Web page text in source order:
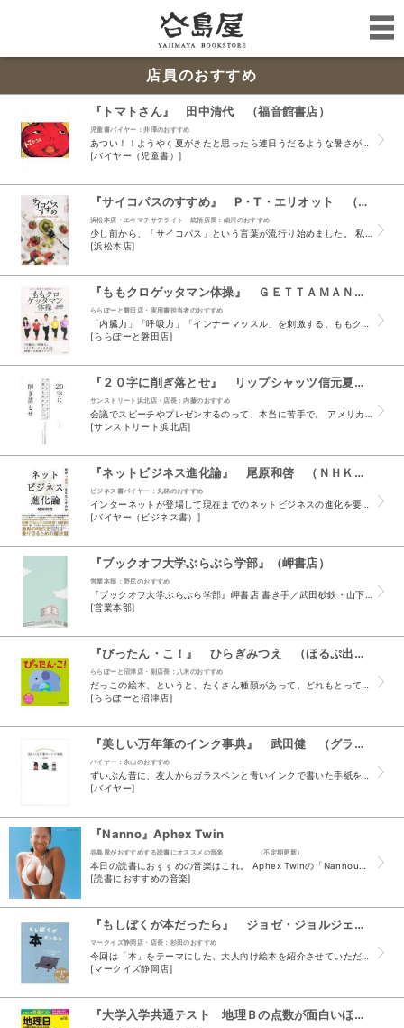
店員のおすすめ
『トマトさん』 田中清代 （福音館書店）
児童書バイヤー：井澤のおすすめ
あつい！！ようやく夏がきたと思ったら連日うだるような暑さが続いています。 幸い私は朝の通勤時だけですが、その暑い日差しを浴びるたびに子供のころの夏休みの日々やジリジリと焼けるような熱いグラウン...
[バイヤー（児童書）]
『サイコパスのすすめ』 P・T・エリオット （青土社）
浜松本店・エキマチサテライト 統括店長：細川のおすすめ
少し前から、「サイコパス」という言葉が流行り始めました。 私が中学生の頃に『FBI心理分析官』というベストセラー本がありましたが、その頃から「プロファイリング」や「サイコパス」という言葉が流行...
[浜松本店]
『ももクロゲッタマン体操』 ＧＥＴＴＡＭＡＮ ももいろクローバーＺ （主婦と生活社）
ららぽーと磐田店・実用書担当者のおすすめ
「内臓力」「呼吸力」「インナーマッスル」を刺激する、ももクロとのライブから生まれた最強メソッド 4つのゲッタマン体操とパーツ別エクササイズを収録 DVD付きで分かりやすい 基本姿...
[ららぽーと磐田店]
『２０字に削ぎ落とせ』 リップシャッツ信元夏代 （朝日新聞出版）
サンストリート浜北店・店長：内藤のおすすめ
会議でスピーチやプレゼンするのって、本当に苦手で。 アメリカ人が、何かでスピーチするのは死ぬより嫌だっていっているのを見て、 自分と同じ人はいるんだなと、少しほっとしました。 少しでも苦手意識...
[サンストリート浜北店]
『ネットビジネス進化論』 尾原和啓 （ＮＨＫ出版）
ビジネス書バイヤー：丸林のおすすめ
インターネットが登場して現在までのネットビジネスの進化を要点整理した一冊。 GAFAM（グーグル・アマゾン・フェイスブック・アップル・マイクロソフト）5社の時価総額は 東証一部上場企業全社の合...
[バイヤー（ビジネス書）]
『ブックオフ大学ぶらぶら学部』（岬書店）
営業本部：野尻のおすすめ
『ブックオフ大学ぶらぶら学部』岬書店 書き手／武田砂鉄・山下賢二（ホホホ座）・小国貴司（BOOKS青いカバ）・Z・佐藤晋・馬場幸治（古書ビビビ）・島田潤一郎・大石トロンボ（漫画） 新刊書店員の...
[営業本部]
『ぴったん・こ！』 ひらぎみつえ （ほるぷ出版）
ららぽーと沼津店・副店長：八木のおすすめ
だっこの絵本、というと、たくさん種類があって、どれもとってもうれしそうな赤ちゃんの顔でほっこりする。 我が家には『くっついた』（こぐま社）があった。妻が娘に読み聞かせているのを少し離れて聞いて...
[ららぽーと沼津店]
『美しい万年筆のインク事典』 武田健 （グラフィック社）
バイヤー：永山のおすすめ
ずいぶん昔に、友人からガラスペンと青いインクで書いた手紙をもらったことがある。 なんて洒落ているんだろうと感動して、それからは文具店に立ち寄るたび、インク売場を気にするようになった。 おおまか...
[バイヤー]
『Nanno』Aphex Twin
谷島屋がおすすめする読書にオススメの音楽 （不定期更新）
本日の読書におすすめの音楽はこれ。 Aphex Twinの「Nannou」。 エイフェックス・ツインについては、今更何か改めて語る必要がないくらいのビッグアーティストですが、言わずもがな、テク...
[読書におすすめの音楽]
『もしぼくが本だったら』 ジョゼ・ジョルジェ・レトリア アンドレ・レトリア 宇野和美 アノニマ・スタジオ （ＫＴＣ中央出版）
マークイズ静岡店・店長：杉田のおすすめ
今回は「本」をテーマにした、大人向け絵本を紹介させていただきます。 私は、書店員ですので「もしぼくがお客さまだったら・・・」は、本を並べる際、常に想像します。しかし、本書のタイトルでもある「も...
[マークイズ静岡店]
『大学入学共通テスト 地理Ｂの点数が面白いほどとれる本』 瀬川聡 （ＫＡＤＯＫＡＷＡ）